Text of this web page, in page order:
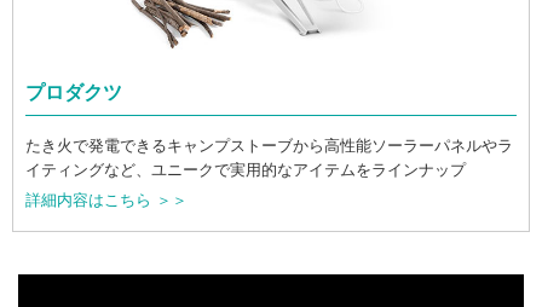
プロダクツ
たき火で発電できるキャンプストーブから高性能ソーラーパネルやラ
イティングなど、ユニークで実用的なアイテムをラインナップ
詳細内容はこちら ＞＞